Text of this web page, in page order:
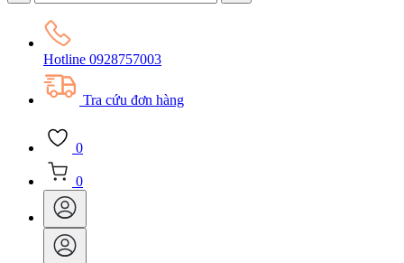
Hotline 0928757003
Tra cứu đơn hàng
0
0